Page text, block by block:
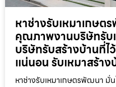
หาช่างรับเหมาเกษต
คุณภาพงานบริษัทรับ
บริษัทรับสร้างบ้านที่ไ
แน่นอน รับเหมาสร้า
หาช่างรับเหมาเกษตรพัฒนา มั่